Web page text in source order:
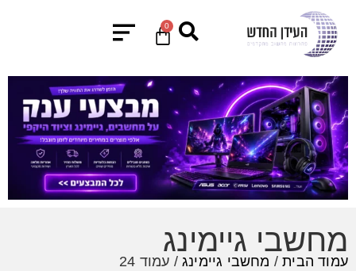
0
מחשבי גיימינג
עמוד הבית/ מחשבי גיימינג / עמוד 24